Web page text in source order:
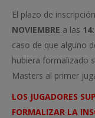
El plazo de
NOVIEMBRE a las
caso de que alguno
hubiera formalizado
Masters al primer
LOS JUGADORES
FORMALIZAR LA